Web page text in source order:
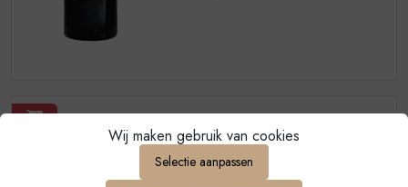
Terreno
Wij maken gebruik van cookies
Selectie aanpassen